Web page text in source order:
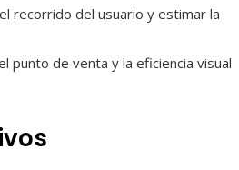
recorrido del usuario y estimar la
punto de venta y la eficiencia visual